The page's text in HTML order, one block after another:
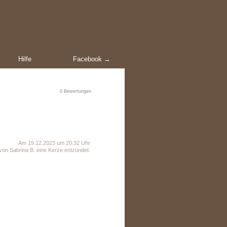
Hilfe Facebook →
0 Bewertungen
Am 19.12.2023 um 20:32 Uhr
Sabrina B. eine Kerze entzündet.